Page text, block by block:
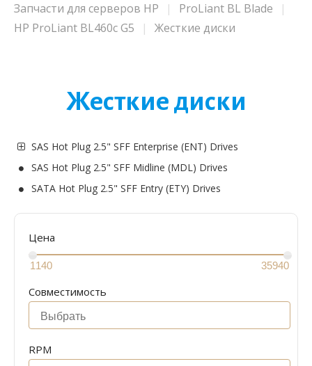
Запчасти для серверов HP
ProLiant BL Blade
HP ProLiant BL460c G5
Жесткие диски
Жесткие диски
SAS Hot Plug 2.5" SFF Enterprise (ENT) Drives
SAS Hot Plug 2.5" SFF Midline (MDL) Drives
SATA Hot Plug 2.5" SFF Entry (ETY) Drives
Цена
Совместимость
RPM